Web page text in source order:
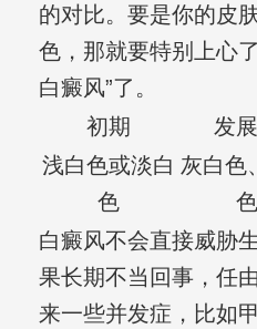
的对比。要是你的皮
色，那就要特别上心
白癜风”了。
初期
发
浅白色或淡白
色
灰白色
色
白癜风不会直接威胁
果长期不当回事，任
来一些并发症，比如